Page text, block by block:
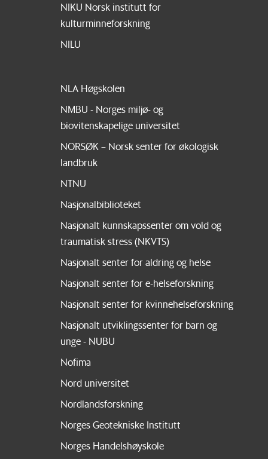
NIKU Norsk institutt for
kulturminneforskning
NILU
NLA Høgskolen
NMBU - Norges miljø- og
biovitenskapelige universitet
NORSØK – Norsk senter for økologisk
landbruk
NTNU
Nasjonalbiblioteket
Nasjonalt kunnskapssenter om vold og
traumatisk stress (NKVTS)
Nasjonalt senter for aldring og helse
Nasjonalt senter for e-helseforskning
Nasjonalt senter for kvinnehelseforskning
Nasjonalt utviklingssenter for barn og
unge - NUBU
Nofima
Nord universitet
Nordlandsforskning
Norges Geotekniske Institutt
Norges Handelshøyskole